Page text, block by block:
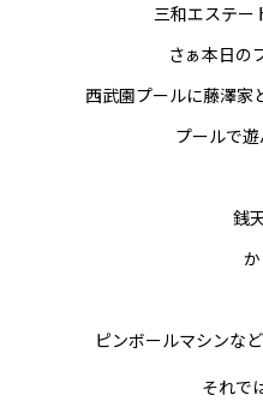
三和エステー
さぁ本日の
西武園プールに藤澤家
プールで
銭
ピンボールマシンな
それで